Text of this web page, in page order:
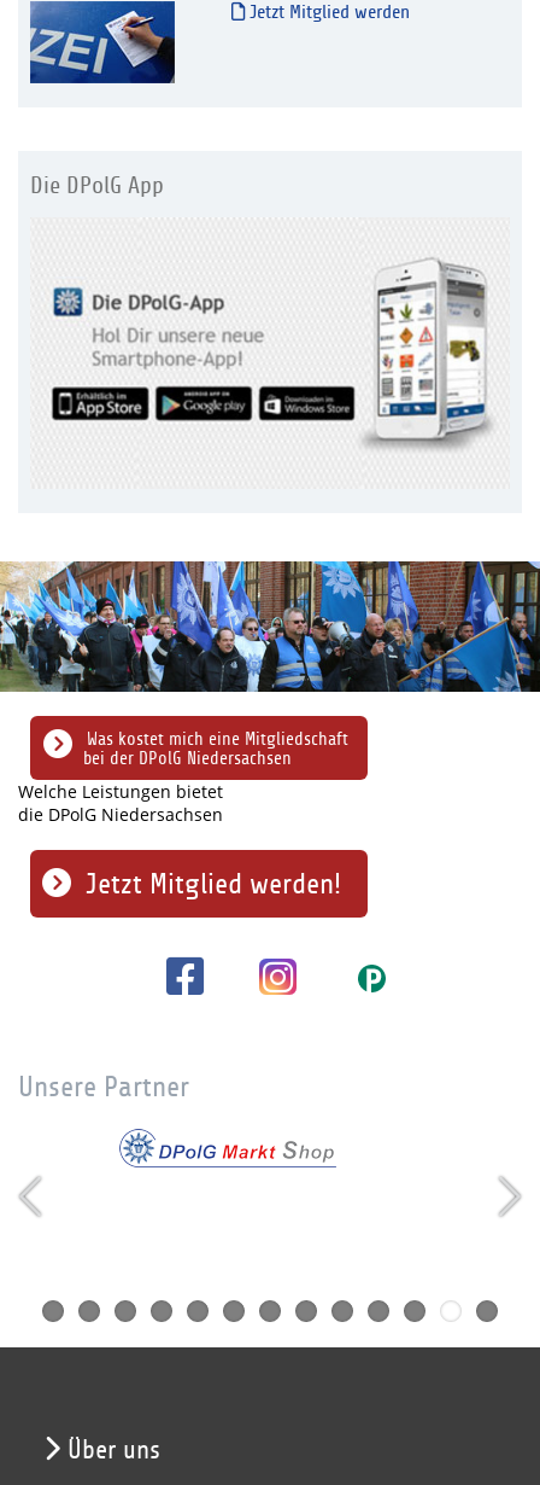
Jetzt Mitglied werden
Die DPolG App
Was kostet mich eine Mitgliedschaft
bei der DPolG Niedersachsen
Welche Leistungen bietet
die DPolG Niedersachsen
Jetzt Mitglied werden!
Unsere Partner
Über uns